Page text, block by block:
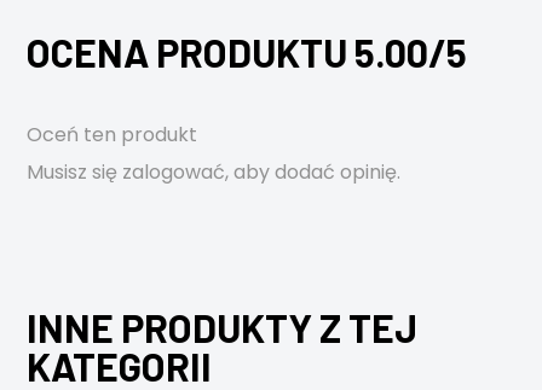
OCENA PRODUKTU 5.00/5
Oceń ten produkt
Musisz się zalogować, aby dodać opinię.
INNE PRODUKTY Z TEJ
KATEGORII